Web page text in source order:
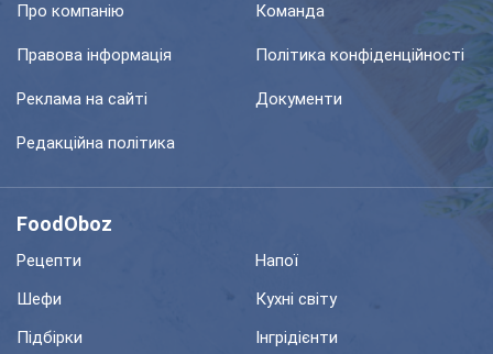
Про компанію Команда
Правова інформація Політика конфіденційності
Реклама на сайті Документи
Редакційна політика
FoodOboz
Рецепти
Напої
Шефи
Кухні світу
Підбірки
Інгрідієнти